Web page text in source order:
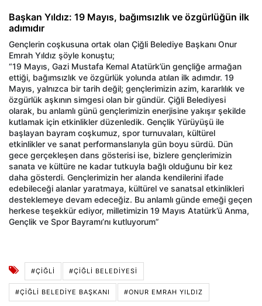
Başkan Yıldız: 19 Mayıs, bağımsızlık ve özgürlüğün ilk
adımıdır
Gençlerin coşkusuna ortak olan Çiğli Belediye Başkanı Onur
Emrah Yıldız şöyle konuştu;
“19 Mayıs, Gazi Mustafa Kemal Atatürk’ün gençliğe armağan
ettiği, bağımsızlık ve özgürlük yolunda atılan ilk adımdır. 19
Mayıs, yalnızca bir tarih değil; gençlerimizin azim, kararlılık ve
özgürlük aşkının simgesi olan bir gündür. Çiğli Belediyesi
olarak, bu anlamlı günü gençlerimizin enerjisine yakışır şekilde
kutlamak için etkinlikler düzenledik. Gençlik Yürüyüşü ile
başlayan bayram coşkumuz, spor turnuvaları, kültürel
etkinlikler ve sanat performanslarıyla gün boyu sürdü. Dün
gece gerçekleşen dans gösterisi ise, bizlere gençlerimizin
sanata ve kültüre ne kadar tutkuyla bağlı olduğunu bir kez
daha gösterdi. Gençlerimizin her alanda kendilerini ifade
edebileceği alanlar yaratmaya, kültürel ve sanatsal etkinlikleri
desteklemeye devam edeceğiz. Bu anlamlı günde emeği geçen
herkese teşekkür ediyor, milletimizin 19 Mayıs Atatürk’ü Anma,
Gençlik ve Spor Bayramı’nı kutluyorum”
#ÇIĞLI #ÇIĞLI BELEDIYESI
#ÇIĞLI BELEDIYE BAŞKANI #ONUR EMRAH YILDIZ